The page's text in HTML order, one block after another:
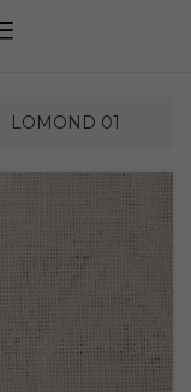
LOMOND 01